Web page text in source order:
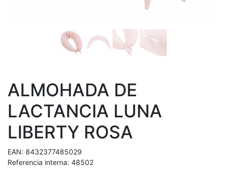
ALMOHADA DE
LACTANCIA LUNA
LIBERTY ROSA
EAN: 8432377485029
Referencia interna: 48502